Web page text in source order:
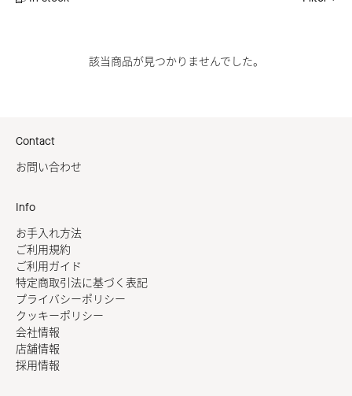
該当商品が見つかりませんでした。
Contact
お問い合わせ
Info
お手入れ方法
ご利用規約
ご利用ガイド
特定商取引法に基づく表記
プライバシーポリシー
クッキーポリシー
会社情報
店舗情報
採用情報